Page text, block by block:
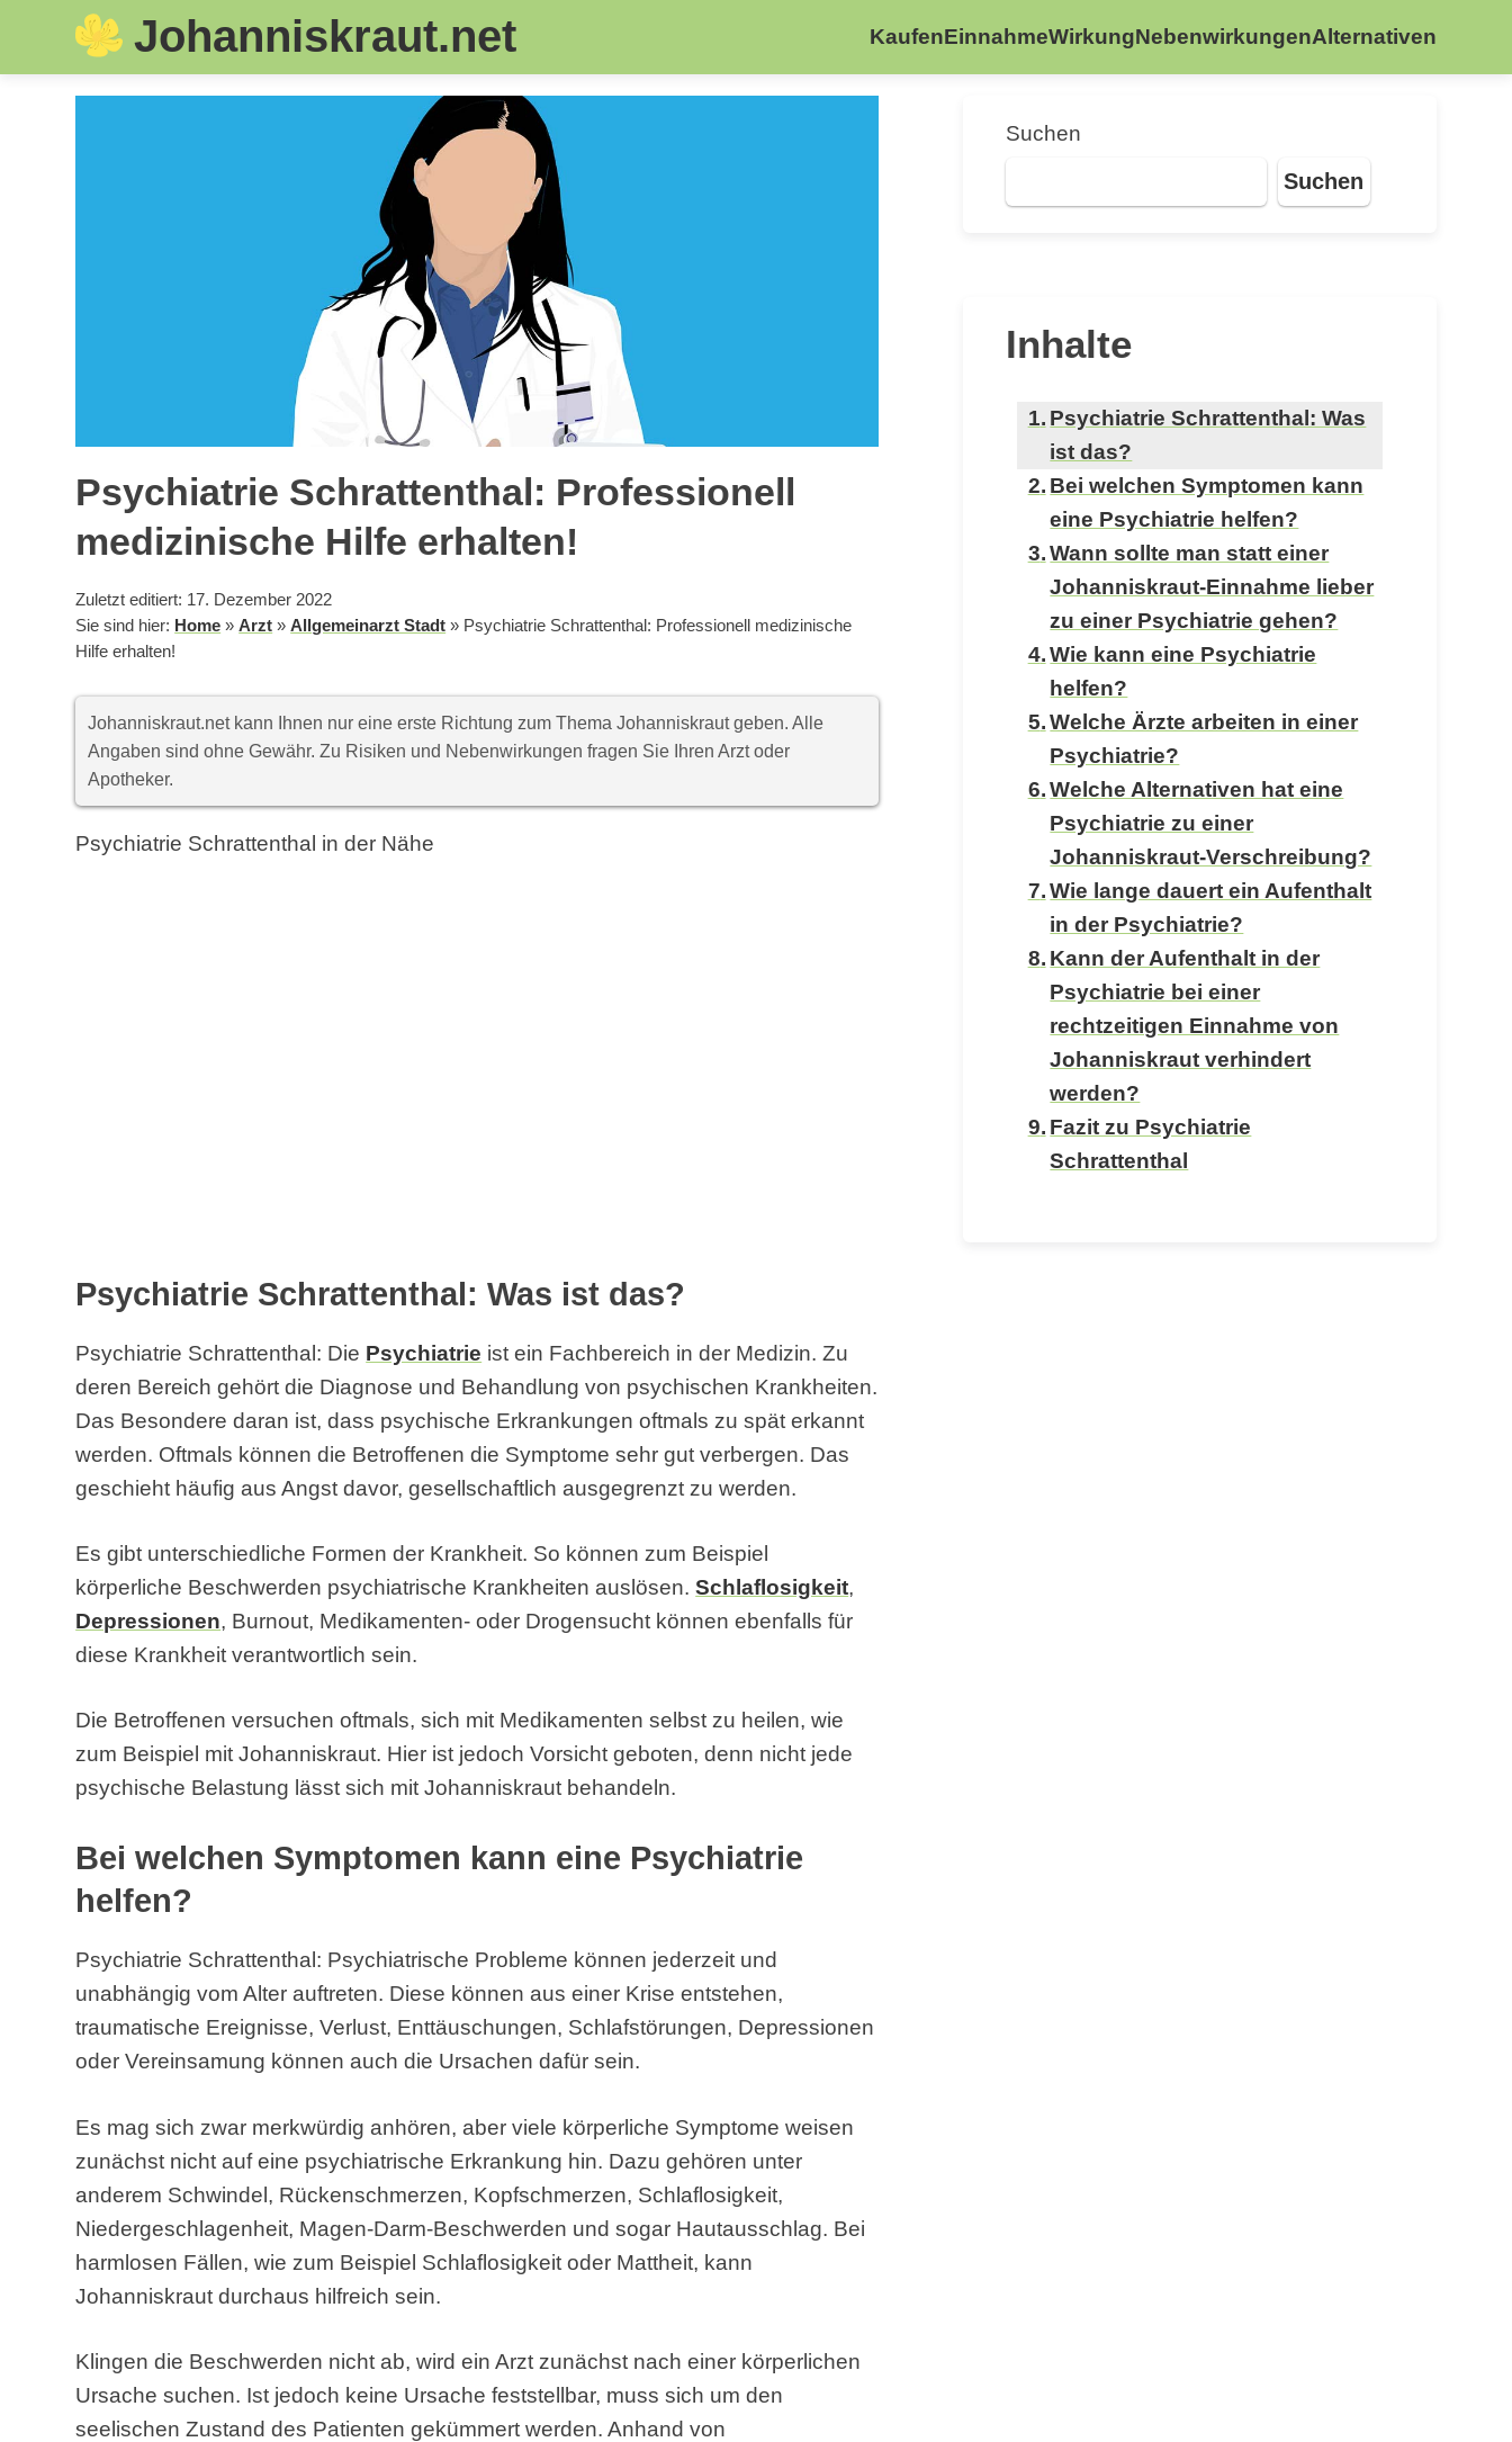
Johanniskraut.net KaufenEinnahmeWirkungNebenwirkungenAlternativen
Psychiatrie Schrattenthal: Professionell
medizinische Hilfe erhalten!
Zuletzt editiert: 17. Dezember 2022
Sie sind hier: Home »Arzt »Allgemeinarzt Stadt » Psychiatrie Schrattenthal: Professionell medizinische
Hilfe erhalten!
Johanniskraut.net kann Ihnen nur eine erste Richtung zum Thema Johanniskraut geben. Alle
Angaben sind ohne Gewähr. Zu Risiken und Nebenwirkungen fragen Sie Ihren Arzt oder
Apotheker.
Psychiatrie Schrattenthal in der Nähe
Psychiatrie Schrattenthal: Was ist das?
Psychiatrie Schrattenthal: Die Psychiatrie ist ein Fachbereich in der Medizin. Zu
deren Bereich gehört die Diagnose und Behandlung von psychischen Krankheiten.
Das Besondere daran ist, dass psychische Erkrankungen oftmals zu spät erkannt
werden. Oftmals können die Betroffenen die Symptome sehr gut verbergen. Das
geschieht häufig aus Angst davor, gesellschaftlich ausgegrenzt zu werden.
Es gibt unterschiedliche Formen der Krankheit. So können zum Beispiel
körperliche Beschwerden psychiatrische Krankheiten auslösen.Schlaflosigkeit,
Depressionen, Burnout, Medikamenten- oder Drogensucht können ebenfalls für
diese Krankheit verantwortlich sein.
Die Betroffenen versuchen oftmals, sich mit Medikamenten selbst zu heilen, wie
zum Beispiel mit Johanniskraut. Hier ist jedoch Vorsicht geboten, denn nicht jede
psychische Belastung lässt sich mit Johanniskraut behandeln.
Bei welchen Symptomen kann eine Psychiatrie
helfen?
Psychiatrie Schrattenthal: Psychiatrische Probleme können jederzeit und
unabhängig vom Alter auftreten. Diese können aus einer Krise entstehen,
traumatische Ereignisse, Verlust, Enttäuschungen, Schlafstörungen, Depressionen
oder Vereinsamung können auch die Ursachen dafür sein.
Es mag sich zwar merkwürdig anhören, aber viele körperliche Symptome weisen
zunächst nicht auf eine psychiatrische Erkrankung hin. Dazu gehören unter
anderem Schwindel, Rückenschmerzen, Kopfschmerzen, Schlaflosigkeit,
Niedergeschlagenheit, Magen-Darm-Beschwerden und sogar Hautausschlag. Bei
harmlosen Fällen, wie zum Beispiel Schlaflosigkeit oder Mattheit, kann
Johanniskraut durchaus hilfreich sein.
Klingen die Beschwerden nicht ab, wird ein Arzt zunächst nach einer körperlichen
Ursache suchen. Ist jedoch keine Ursache feststellbar, muss sich um den
seelischen Zustand des Patienten gekümmert werden. Anhand von
Suchen
Suchen
Inhalte
Psychiatrie Schrattenthal: Was
ist das?
Bei welchen Symptomen kann
eine Psychiatrie helfen?
Wann sollte man statt einer
Johanniskraut-Einnahme lieber
zu einer Psychiatrie gehen?
Wie kann eine Psychiatrie
helfen?
Welche Ärzte arbeiten in einer
Psychiatrie?
Welche Alternativen hat eine
Psychiatrie zu einer
Johanniskraut-Verschreibung?
Wie lange dauert ein Aufenthalt
in der Psychiatrie?
Kann der Aufenthalt in der
Psychiatrie bei einer
rechtzeitigen Einnahme von
Johanniskraut verhindert
werden?
Fazit zu Psychiatrie
Schrattenthal